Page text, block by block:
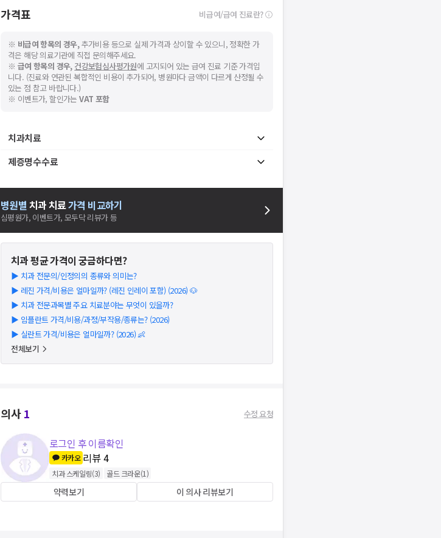
가격표 비급여/급여 진료란?
※ 비급여 항목의 경우,추가비용 등으로 실제 가격과 상이할 수 있으니, 정확한 가
격은 해당 의료기관에 직접 문의해주세요.
※ 급여 항목의 경우, 건강보험심사평가원에 고지되어 있는 급여 진료 기준 가격입
니다. (진료와 연관된 복합적인 비용이 추가되어, 병원마다 금액이 다르게 산정될 수
있는 점 참고 바랍니다.)
※ 이벤트가, 할인가는VAT 포함
치과치료
제증명수수료
병원별 치과치료가격 비교하기
심평원가, 이벤트가, 모두닥 리뷰가 등
치과평균 가격이 궁금하다면?
▶ 치과 전문의/인정의의 종류와 의미는?
▶ 레진 가격/비용은 얼마일까? (레진 인레이 포함) (2026) 🐶
▶ 치과 전문과목별 주요 치료분야는 무엇이 있을까?
▶ 임플란트 가격/비용/과정/부작용/종류는? (2026)
▶ 실란트 가격/비용은 얼마일까? (2026) 👶
전체보기
의사1 수정 요청
로그인 후 이름확인
카카오 리뷰4
치과 스케일링(3) 골드 크라운(1)
약력보기 이 의사 리뷰보기